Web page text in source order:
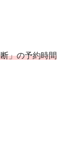
」の予約時間